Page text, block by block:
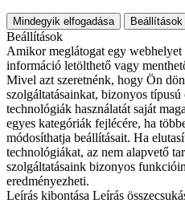
Mindegyik elfogadása Beállítások
Beállítások
Amikor meglátogat egy
információ letölthető vagy
Mivel azt szeretnénk, hogy Ön
szolgáltatásainkat, bizonyos
technológiák használatát saját
egyes kategóriák fejlécére, ha
módosíthatja beállításait. Ha
technológiákat, az nem alapvető
szolgáltatásaink bizonyos
eredményezheti.
Leírás kibontása Leírás